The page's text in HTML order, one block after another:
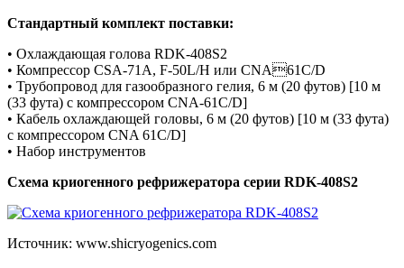
Стандартный комплект поставки:
• Охлаждающая голова RDK-408S2
• Компрессор CSA-71A, F-50L/H или CNA61C/D
• Трубопровод для газообразного гелия, 6 м (20 футов) [10 м
(33 фута) с компрессором CNA-61C/D]
• Кабель охлаждающей головы, 6 м (20 футов) [10 м (33 фута)
с компрессором CNA 61C/D]
• Набор инструментов
Схема криогенного рефрижератора серии RDK-408S2
Источник: www.shicryogenics.com